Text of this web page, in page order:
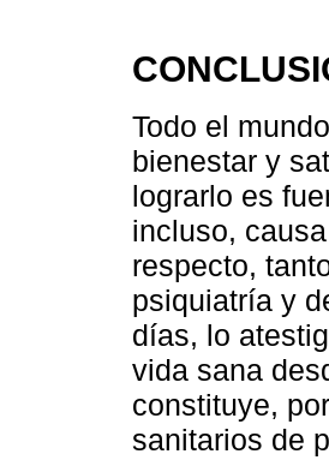
Todo el
bienestar y
lograrlo es
incluso,
respecto,
psiquiatría y
días, lo
vida sana
constituye,
sanitarios de